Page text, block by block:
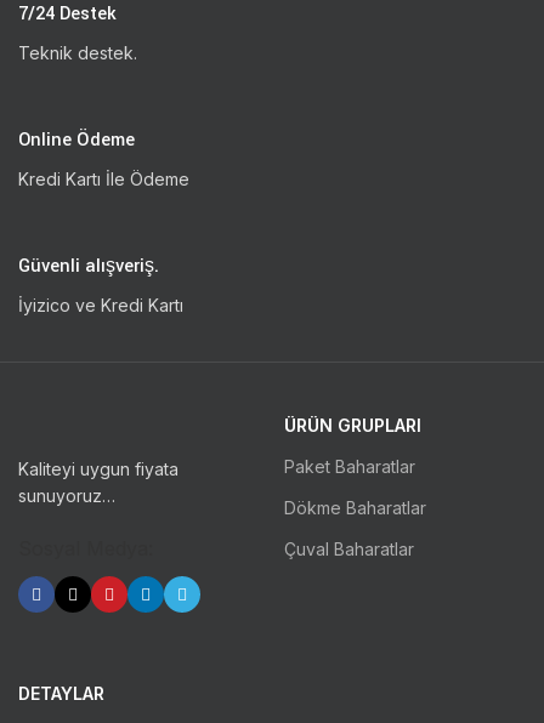
7/24 Destek
Teknik destek.
Online Ödeme
Kredi Kartı İle Ödeme
Güvenli alışveriş.
İyizico ve Kredi Kartı
Kaliteyi uygun fiyata
sunuyoruz…
ÜRÜN GRUPLARI
Paket Baharatlar
Dökme Baharatlar
Çuval Baharatlar
DETAYLAR